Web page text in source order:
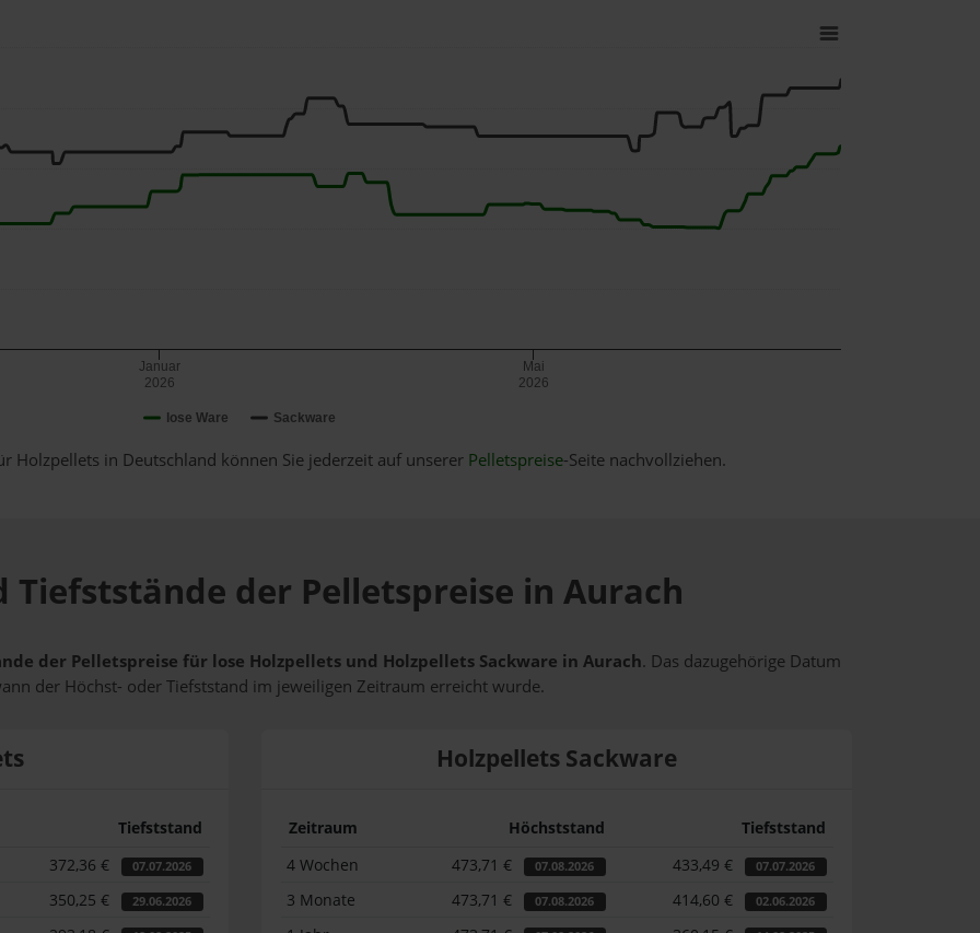
lose Ware Sackware
Januar
2026
Mai
2026
Holzpellets in Deutschland können Sie jederzeit auf unserer Pelletspreise-Seite nachvollziehen.
Tiefststände der Pelletspreise in Aurach
der Pelletspreise für lose Holzpellets und Holzpellets Sackware in Aurach. Das dazugehörige Datum
der Höchst- oder Tiefststand im jeweiligen Zeitraum erreicht wurde.
Tiefststand
372,36 € 07.07.2026
350,25 € 29.06.2026
Holzpellets Sackware
Zeitraum Höchststand
Tiefststand
4 Wochen
473,71 € 07.08.2026 433,49 € 07.07.2026
3 Monate 473,71 € 07.08.2026 414,60 € 02.06.2026